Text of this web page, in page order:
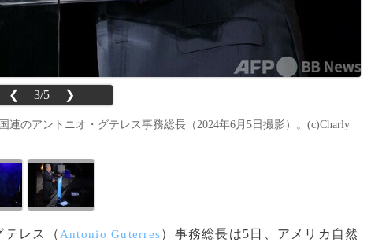
❮ 3/5 ❯
のアントニオ・グテレス事務総長（2024年6月5日撮影）。(c)Charly
テレス（ Antonio Guterres）事務総長は5日、アメリカ自然